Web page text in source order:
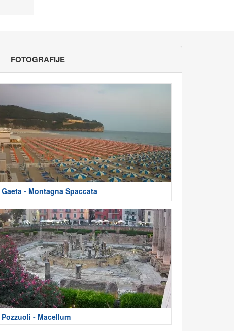
FOTOGRAFIJE
Gaeta - Montagna Spaccata
Pozzuoli - Macellum